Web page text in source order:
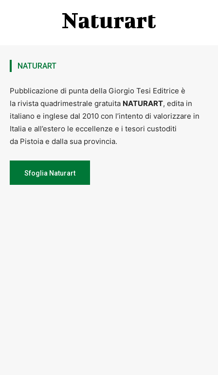
Naturart
NATURART
Pubblicazione di punta della Giorgio Tesi Editrice è
la rivista quadrimestrale gratuita NATURART, edita in
italiano e inglese dal 2010 con l’intento di valorizzare in
Italia e all’estero le eccellenze e i tesori custoditi
da Pistoia e dalla sua provincia.
Sfoglia Naturart